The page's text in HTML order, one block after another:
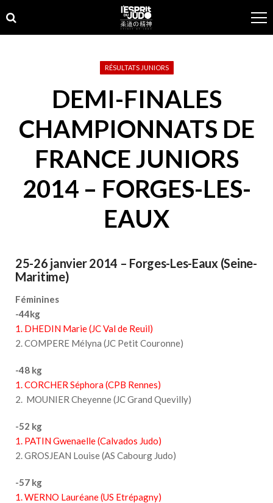
to
navigation
to
content
RÉSULTATS JUNIORS
DEMI-FINALES
CHAMPIONNATS DE
FRANCE JUNIORS
2014 – FORGES-LES-
EAUX
25-26 janvier 2014 – Forges-Les-Eaux (Seine-
Maritime)
Féminines
-44kg
1. DHEDIN Marie (JC Val de Reuil)
2. COMPERE Mélyna (JC Petit Couronne)
-48 kg
1. CORCHER Séphora (CPB Rennes)
2. MOUNIER Cheyenne (JC Grand Quevilly)
-52 kg
1. PATIN Gwenaelle (Calvados Judo)
2. GROSJEAN Louise (AS Cabourg Judo)
-57 kg
1. WERNO Lauréane (US Etrépagny)